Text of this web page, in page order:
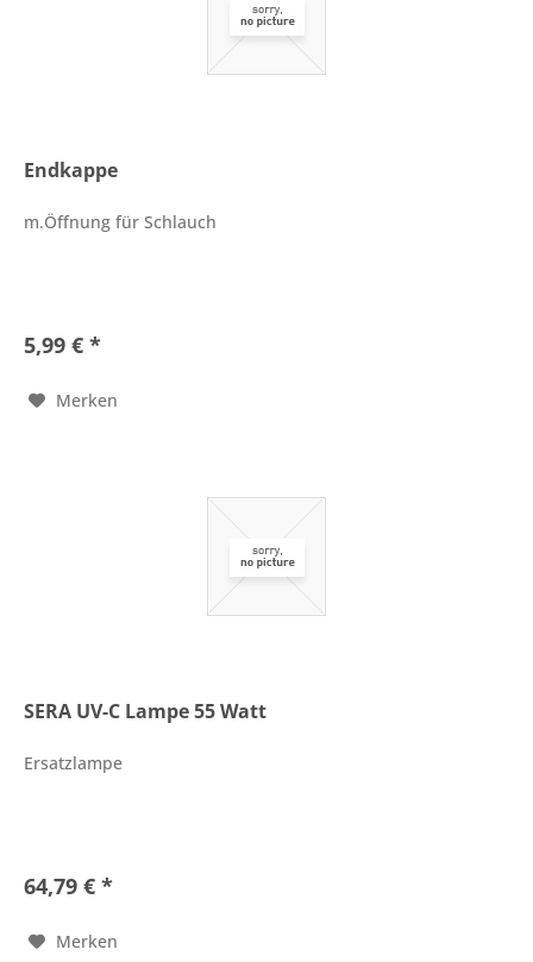
Endkappe
m.Öffnung für Schlauch
5,99 € *
Merken
SERA UV-C Lampe 55 Watt
Ersatzlampe
64,79 € *
Merken